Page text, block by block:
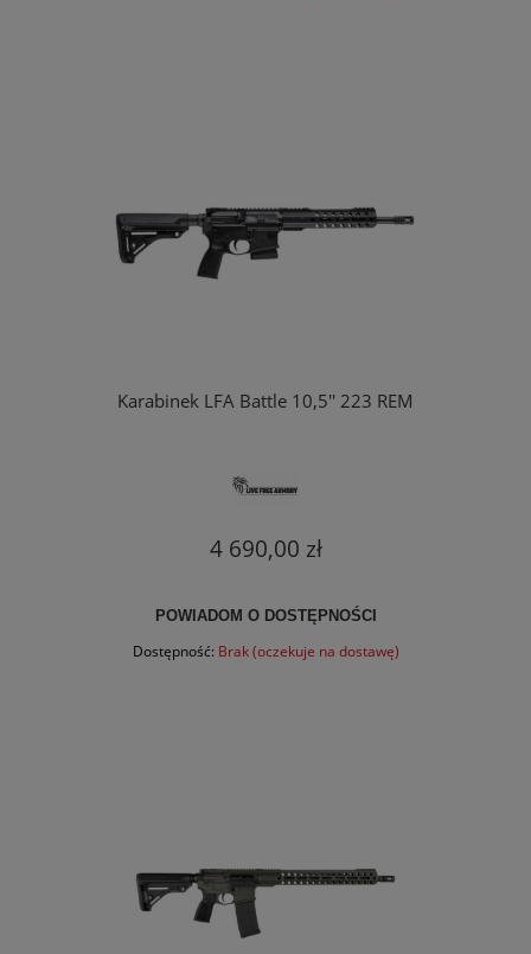
Karabinek LFA Battle 10,5'' 223 REM
4 690,00 zł
POWIADOM O DOSTĘPNOŚCI
Dostępność: Brak (oczekuje na dostawę)